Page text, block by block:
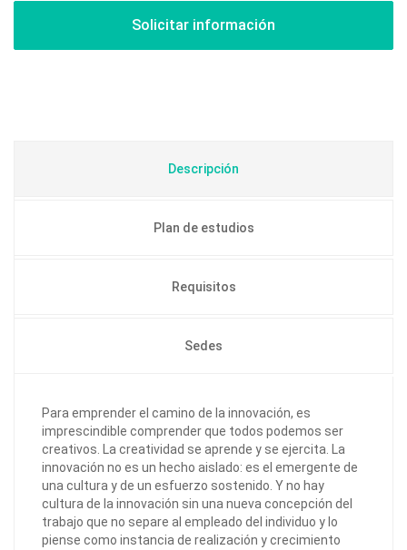
Descripción
Plan de estudios
Requisitos
Sedes
Para emprender el camino de la innovación, es
imprescindible comprender que todos podemos ser
creativos. La creatividad se aprende y se ejercita. La
innovación no es un hecho aislado: es el emergente de
una cultura y de un esfuerzo sostenido. Y no hay
cultura de la innovación sin una nueva concepción del
trabajo que no separe al empleado del individuo y lo
piense como instancia de realización y crecimiento